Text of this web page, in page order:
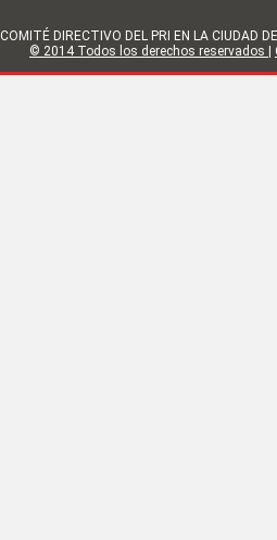
COMITÉ DIRECTIVO DEL PRI EN LA CIUDAD
© 2014 Todos los derechos reservados